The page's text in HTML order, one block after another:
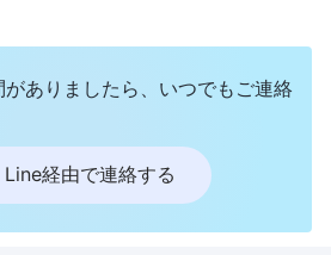
ありましたら、いつでもご連絡
Line経由で連絡する